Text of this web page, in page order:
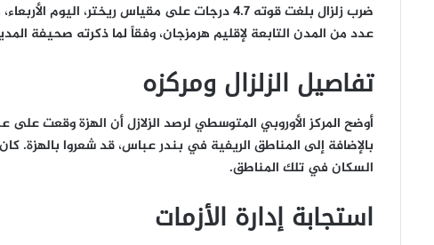
ضرب زلزال بلغت قوته 4.7 درجات على مقياس ريختر،
عدد من المدن التابعة لإقليم هرمزجان، وفقاً لما ذكرته صحيفة
تفاصيل الزلزال ومركزه
بالإضافة إلى المناطق الريفية في بندر عباس، قد شعروا بالهزة.
السكان في تلك المناطق.
استجابة إدارة الأزمات